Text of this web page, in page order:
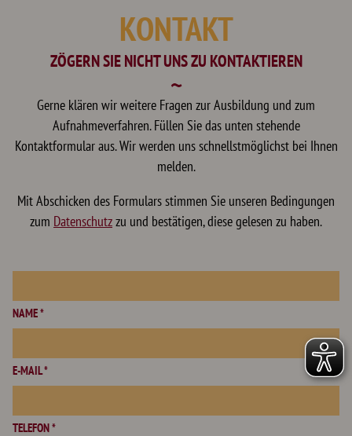
KONTAKT
ZÖGERN SIE NICHT UNS ZU KONTAKTIEREN
Gerne klären wir weitere Fragen zur Ausbildung und zum
Aufnahmeverfahren. Füllen Sie das unten stehende
Kontaktformular aus. Wir werden uns schnellstmöglichst bei Ihnen
melden.
Mit Abschicken des Formulars stimmen Sie unseren Bedingungen
zum Datenschutzzu und bestätigen, diese gelesen zu haben.
NAME *
E-MAIL *
TELEFON *